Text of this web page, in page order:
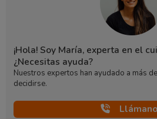
¡Hola! Soy María, experta en el
¿Necesitas ayuda?
Nuestros expertos han ayudado a más
decidirse.